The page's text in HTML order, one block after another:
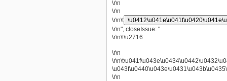
\r\n
\r\n
\r\n\t
\r\n", closeIssue: "
\r\n\t\u2716
\r\n
\r\n